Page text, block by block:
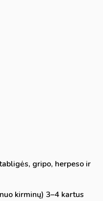
gripo, herpeso ir
kirminų) 3–4 kartus